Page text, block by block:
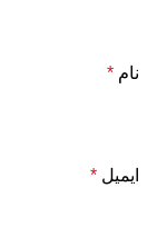
نام *
ایمیل *